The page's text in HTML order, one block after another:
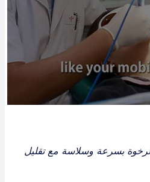
بسرعة وسلاسة مع تقليل